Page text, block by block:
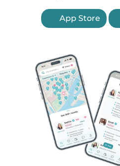
App Store